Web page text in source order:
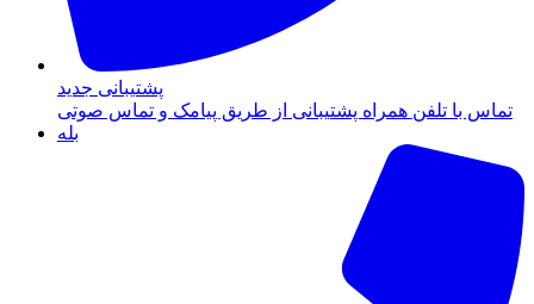
پشتیبانی جدید
تماس با تلفن همراه پشتیبانی از طریق پیامک و تماس صوتی
بله